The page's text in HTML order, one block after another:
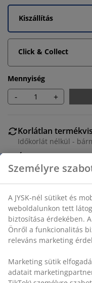
Kiszállítás
Click & Collect
Mennyiség
- +
Korlátlan
Időkorlát nélkül -
30 napos árgarancia
Rugalmas
Gyors és egyszerű
SKU: 6842405
Részletes
Személyre
A JYSK-nél sütiket és
weboldalunkon tett
biztosítása érdekében.
Önről a funkcionalitás
releváns marketing
Marketing sütik
adatait